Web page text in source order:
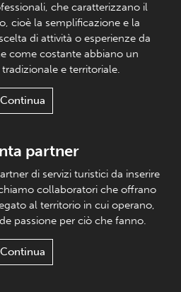
che caratterizzano il
cioè la semplificazione e la
di attività o esperienze da
come costante abbiano un
e territoriale.
Continua
partner
di servizi turistici da inserire
collaboratori che offrano
al territorio in cui operano,
passione per ciò che fanno.
Continua